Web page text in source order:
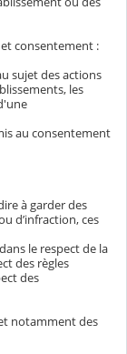
et consentement :
sujet des actions
les
au consentement
à garder des
d’infraction, ces
le respect de la
des règles
des
notamment des